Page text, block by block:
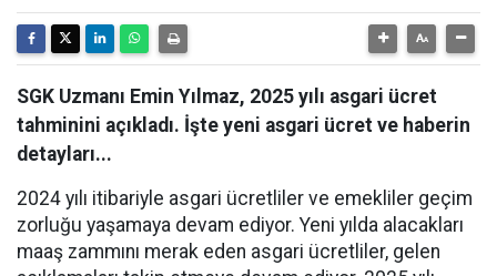
SGK Uzmanı Emin Yılmaz, 2025 yılı asgari ücret
tahminini açıkladı. İşte yeni asgari ücret ve haberin
detayları...
2024 yılı itibariyle asgari ücretliler ve emekliler geçim
zorluğu yaşamaya devam ediyor. Yeni yılda alacakları
maaş zammını merak eden asgari ücretliler, gelen